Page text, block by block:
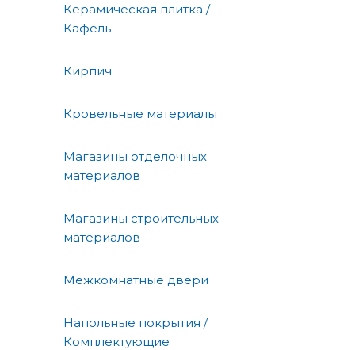
Керамическая плитка /
Кафель
Кирпич
Кровельные материалы
Магазины отделочных
материалов
Магазины строительных
материалов
Межкомнатные двери
Напольные покрытия /
Комплектующие